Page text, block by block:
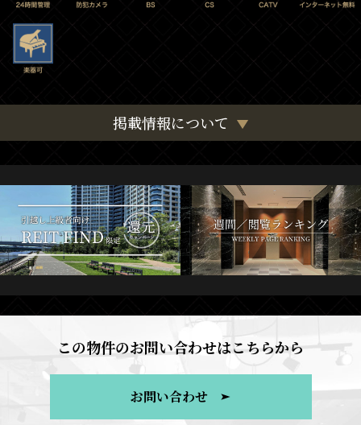
掲載情報について
この物件のお問い合わせはこちらから
お問い合わせ